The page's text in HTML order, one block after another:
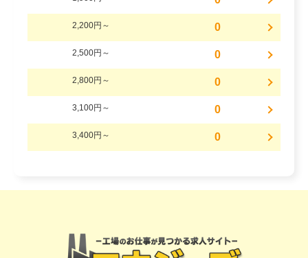
2,200円～ 0
2,500円～ 0
2,800円～ 0
3,100円～ 0
3,400円～ 0